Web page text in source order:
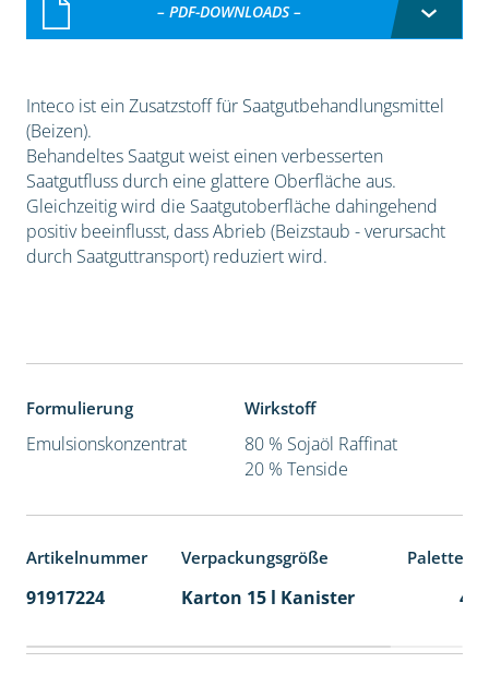
– PDF-DOWNLOADS –
Inteco ist ein Zusatzstoff für Saatgutbehandlungsmittel
(Beizen).
Behandeltes Saatgut weist einen verbesserten
Saatgutfluss durch eine glattere Oberfläche aus.
Gleichzeitig wird die Saatgutoberfläche dahingehend
positiv beeinflusst, dass Abrieb (Beizstaub - verursacht
durch Saatguttransport) reduziert wird.
Formulierung
Emulsionskonzentrat
Wirkstoff
80 % Sojaöl Raffinat
20 % Tenside
Artikelnummer Verpackungsgröße
91917224 Karton 15 l Kanister 48